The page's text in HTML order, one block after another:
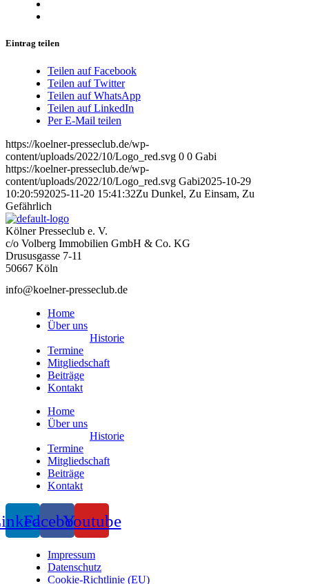
Eintrag teilen
Teilen auf Facebook
Teilen auf Twitter
Teilen auf WhatsApp
Teilen auf LinkedIn
Per E-Mail teilen
https://koelner-presseclub.de/wp-
content/uploads/2022/10/Logo_red.svg 0 0 Gabi
https://koelner-presseclub.de/wp-
content/uploads/2022/10/Logo_red.svg Gabi2025-10-29
10:20:592025-11-20 15:41:32Zu Dunkel, Zu Einsam, Zu
Gefährlich
Kölner Presseclub e. V.
c/o Volberg Immobilien GmbH & Co. KG
Drususgasse 7-11
50667 Köln
info@koelner-presseclub.de
Home
Über uns
Historie
Termine
Mitgliedschaft
Beiträge
Kontakt
Home
Über uns
Historie
Termine
Mitgliedschaft
Beiträge
Kontakt
FacebookYoutube
Impressum
Datenschutz
Cookie-Richtlinie (EU)